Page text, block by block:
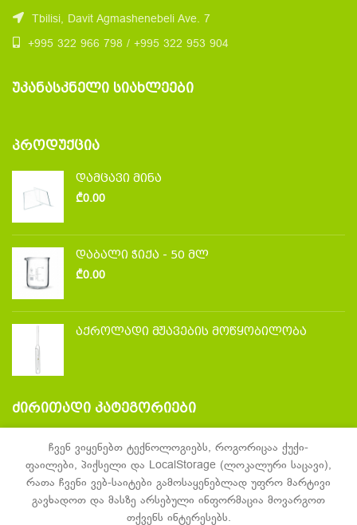
Tbilisi, Davit Agmashenebeli Ave. 7
+995 322 966 798 / +995 322 953 904
ᲣᲙᲐᲜᲐᲡᲙᲜᲔᲚᲘ ᲡᲘᲐᲮᲚᲔᲔᲑᲘ
ᲞᲠᲝᲓᲣᲥᲪᲘᲐ
დამცავი მინა
₾0.00
დაბალი ჭიქა - 50 მლ
₾0.00
აქროლადი მჟავების მოწყობილობა
ᲫᲘᲠᲘᲗᲐᲓᲘ ᲙᲐᲢᲔᲒᲝᲠᲘᲔᲑᲘ
Laboratory glassware and accessories
Laboratory furniture
Laboratory equipment
ჩვენ ვიყენებთ ტექნოლოგიებს, როგორიცაა ქუქი-
ფაილები, პიქსელი და LocalStorage (ლოკალური საცავი),
რათა ჩვენი ვებ-საიტები გამოსაყენებლად უფრო მარტივი
გავხადოთ და მასზე არსებული ინფორმაცია მოვარგოთ
თქვენს ინტერესებს.